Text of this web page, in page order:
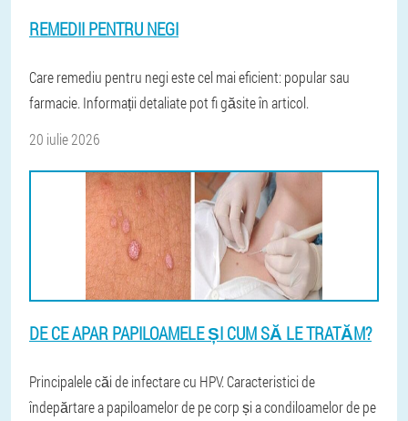
REMEDII PENTRU NEGI
Care remediu pentru negi este cel mai eficient: popular sau
farmacie. Informații detaliate pot fi găsite în articol.
20 iulie 2026
DE CE APAR PAPILOAMELE ȘI CUM SĂ LE TRATĂM?
Principalele căi de infectare cu HPV. Caracteristici de
îndepărtare a papiloamelor de pe corp și a condiloamelor de pe